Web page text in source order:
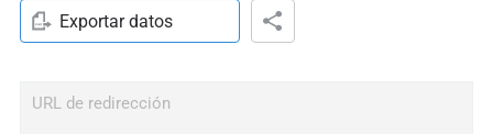
Exportar datos
URL de redirección